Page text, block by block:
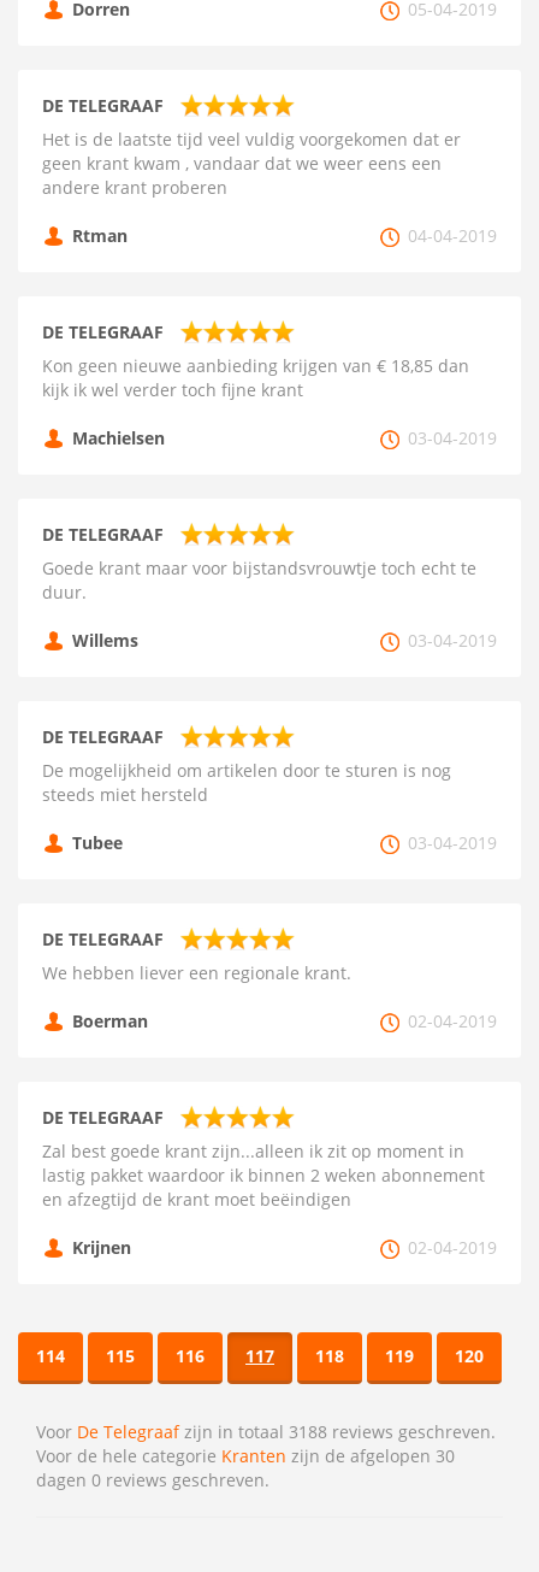
Dorren 05-04-2019
DE TELEGRAAF
Het is de laatste tijd veel vuldig voorgekomen dat er
geen krant kwam , vandaar dat we weer eens een
andere krant proberen
Rtman 04-04-2019
DE TELEGRAAF
Kon geen nieuwe aanbieding krijgen van € 18,85 dan
kijk ik wel verder toch fijne krant
Machielsen 03-04-2019
DE TELEGRAAF
Goede krant maar voor bijstandsvrouwtje toch echt te
duur.
Willems 03-04-2019
DE TELEGRAAF
De mogelijkheid om artikelen door te sturen is nog
steeds miet hersteld
Tubee 03-04-2019
DE TELEGRAAF
We hebben liever een regionale krant.
Boerman 02-04-2019
DE TELEGRAAF
Zal best goede krant zijn...alleen ik zit op moment in
lastig pakket waardoor ik binnen 2 weken abonnement
en afzegtijd de krant moet beëindigen
Krijnen 02-04-2019
114 115 116 117 118 119 120
Voor De Telegraafzijn in totaal 3188 reviews geschreven.
Voor de hele categorie Kranten zijn de afgelopen 30
dagen 0 reviews geschreven.